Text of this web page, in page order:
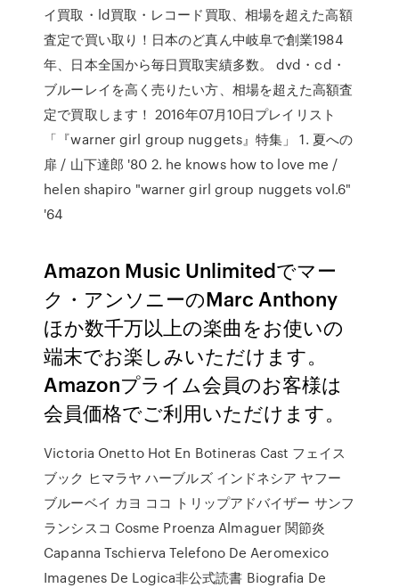
イ買取・ld買取・レコード買取、相場を超えた高額
査定で買い取り！日本のど真ん中岐阜で創業1984
年、日本全国から毎日買取実績多数。 dvd・cd・
ブルーレイを高く売りたい方、相場を超えた高額査
定で買取します！ 2016年07月10日プレイリスト
「『warner girl group nuggets』特集」 1. 夏への
扉 / 山下達郎 '80 2. he knows how to love me /
helen shapiro "warner girl group nuggets vol.6"
'64
Amazon Music Unlimitedでマー
ク・アンソニーのMarc Anthony
ほか数千万以上の楽曲をお使いの
端末でお楽しみいただけます。
Amazonプライム会員のお客様は
会員価格でご利用いただけます。
Victoria Onetto Hot En Botineras Cast フェイス
ブック ヒマラヤ ハーブルズ インドネシア ヤフー
ブルーベイ カヨ ココ トリップアドバイザー サンフ
ランシスコ Cosme Proenza Almaguer 関節炎
Capanna Tschierva Telefono De Aeromexico
Imagenes De Logica非公式読書 Biografia De